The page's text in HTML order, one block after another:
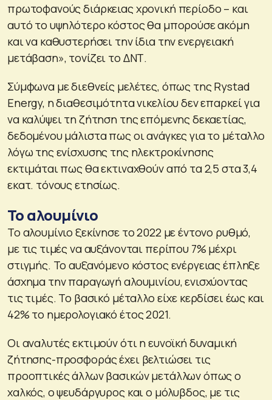
πρωτοφανούς διάρκειας χρονική περίοδο – και
αυτό το υψηλότερο κόστος θα μπορούσε ακόμη
και να καθυστερήσει την ίδια την ενεργειακή
μετάβαση», τονίζει το ΔΝΤ.
Σύμφωνα με διεθνείς μελέτες, όπως της Rystad
Energy, η διαθεσιμότητα νικελίου δεν επαρκεί για
να καλύψει τη ζήτηση της επόμενης δεκαετίας,
δεδομένου μάλιστα πως οι ανάγκες για το μέταλλο
λόγω της ενίσχυσης της ηλεκτροκίνησης
εκτιμάται πως θα εκτιναχθούν από τα 2,5 στα 3,4
εκατ. τόνους ετησίως.
Το αλουμίνιο
Το αλουμίνιο ξεκίνησε το 2022 με έντονο ρυθμό,
με τις τιμές να αυξάνονται περίπου 7% μέχρι
στιγμής. Το αυξανόμενο κόστος ενέργειας έπληξε
άσχημα την παραγωγή αλουμινίου, ενισχύοντας
τις τιμές. Το βασικό μέταλλο είχε κερδίσει έως και
42% το ημερολογιακό έτος 2021.
Οι αναλυτές εκτιμούν ότι η ευνοϊκή δυναμική
ζήτησης-προσφοράς έχει βελτιώσει τις
προοπτικές άλλων βασικών μετάλλων όπως ο
χαλκός, ο ψευδάργυρος και ο μόλυβδος, με τις